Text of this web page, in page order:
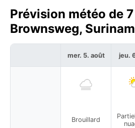
Prévision météo de
Brownsweg,
mer. 5. août
Brouillard
jeu.